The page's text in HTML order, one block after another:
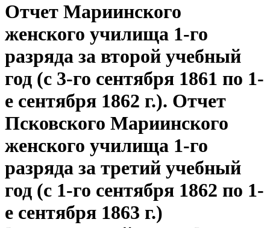
Отчет Мариинского
женского училища 1-го
разряда за второй учебный
год (с 3-го сентября 1861 по 1-
е сентября 1862 г.). Отчет
Псковского Мариинского
женского училища 1-го
разряда за третий учебный
год (с 1-го сентября 1862 по 1-
е сентября 1863 г.)